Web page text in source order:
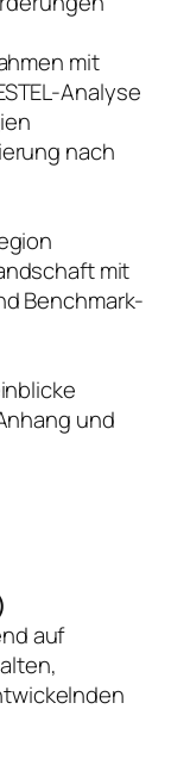
mit
Analyse
nach
mit
Benchmark-
und
auf